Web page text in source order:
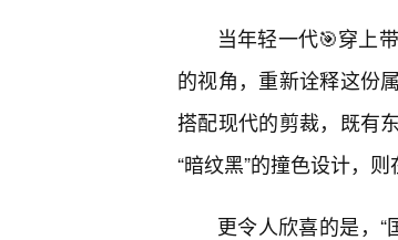
当年轻一代🎯穿上
的视角，重新诠释这份
搭配现代的剪裁，既有
“暗纹黑”的撞色设计，
更令人欣喜的是，